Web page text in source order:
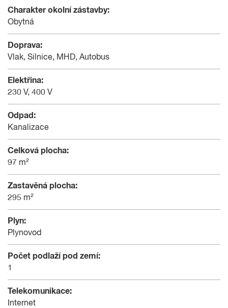
Charakter okolní zástavby:
Obytná
Doprava:
Vlak, Silnice, MHD, Autobus
Elektřina:
230 V, 400 V
Odpad:
Kanalizace
Celková plocha:
97 m²
Zastavěná plocha:
295 m²
Plyn:
Plynovod
Počet podlaží pod zemí:
1
Telekomunikace:
Internet